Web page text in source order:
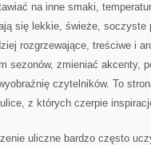
na inne smaki,
się lekkie, świeże, soczyste
rozgrzewające, treściwe i
sezonów, zmieniać akcenty,
czytelników. To
z których czerpie
uliczne bardzo często